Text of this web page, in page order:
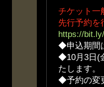
チケット一
先行予約を
https://
◆申込期間
◆10月3日(
たします。
◆予約の変